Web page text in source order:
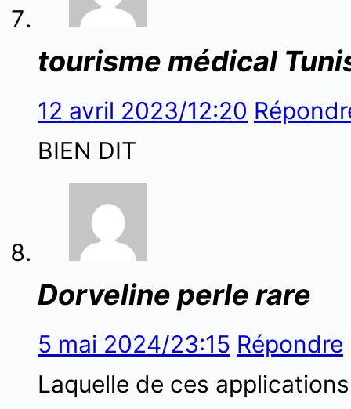
tourisme médical
12 avril 2023/12:20
BIEN DIT
Dorveline perle rare
5 mai 2024/23:15 Répondre
Laquelle de ces